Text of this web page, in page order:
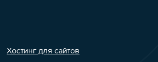
Хостинг для сайтов